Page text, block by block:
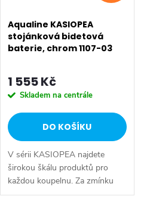
p
r
d
u
k
t
ů
p
r
o
d
u
k
t
Aqualine KASIOPEA
stojánková bidetová
baterie, chrom 1107-03
1 555 Kč
Skladem na centrále
DO KOŠÍKU
V sérii KASIOPEA najdete
širokou škálu produktů pro
každou koupelnu. Za zmínku
stojí dvě varianty